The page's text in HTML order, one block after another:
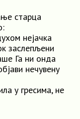
старца
нејачка
заслепљени
Га ни онда
нечувену
у гресима, не